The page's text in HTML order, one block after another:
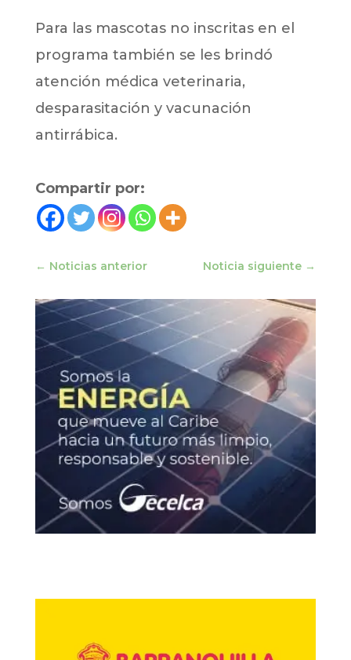
Para las mascotas no inscritas en el
programa también se les brindó
atención médica veterinaria,
desparasitación y vacunación
antirrábica.
Compartir por:
← Noticias anterior Noticia siguiente →